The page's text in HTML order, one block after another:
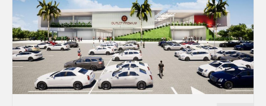
Área do Empregador
Adicionar vagas
Pesquisar Currículos
Minhas vagas